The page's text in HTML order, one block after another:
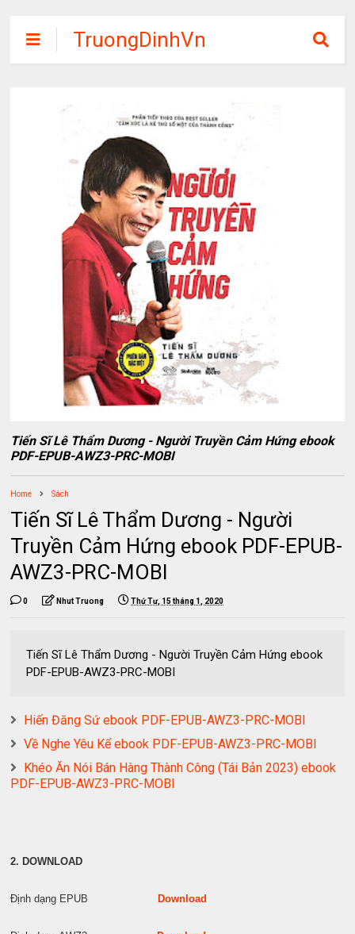
TruongDinhVn
Chia sẽ ebook,
phần mềm học
tập miễn phí
Tiến Sĩ Lê Thẩm Dương - Người Truyền Cảm Hứng ebook
PDF-EPUB-AWZ3-PRC-MOBI
Home Sách
Tiến Sĩ Lê Thẩm Dương - Người
Truyền Cảm Hứng ebook PDF-EPUB-
AWZ3-PRC-MOBI
0 Nhut Truong Thứ Tư, 15 tháng 1, 2020
Tiến Sĩ Lê Thẩm Dương - Người Truyền Cảm Hứng ebook
PDF-EPUB-AWZ3-PRC-MOBI
Hiến Đăng Sứ ebook PDF-EPUB-AWZ3-PRC-MOBI
Về Nghe Yêu Kể ebook PDF-EPUB-AWZ3-PRC-MOBI
Khéo Ăn Nói Bán Hàng Thành Công (Tái Bản 2023) ebook
PDF-EPUB-AWZ3-PRC-MOBI
2. DOWNLOAD
Định dạng EPUB Download